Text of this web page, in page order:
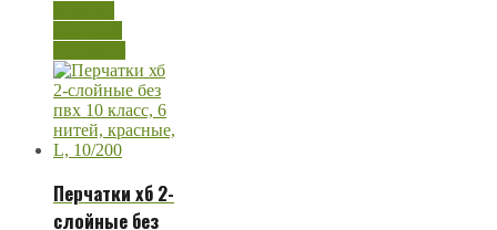
Перчатки хб 2-
слойные без